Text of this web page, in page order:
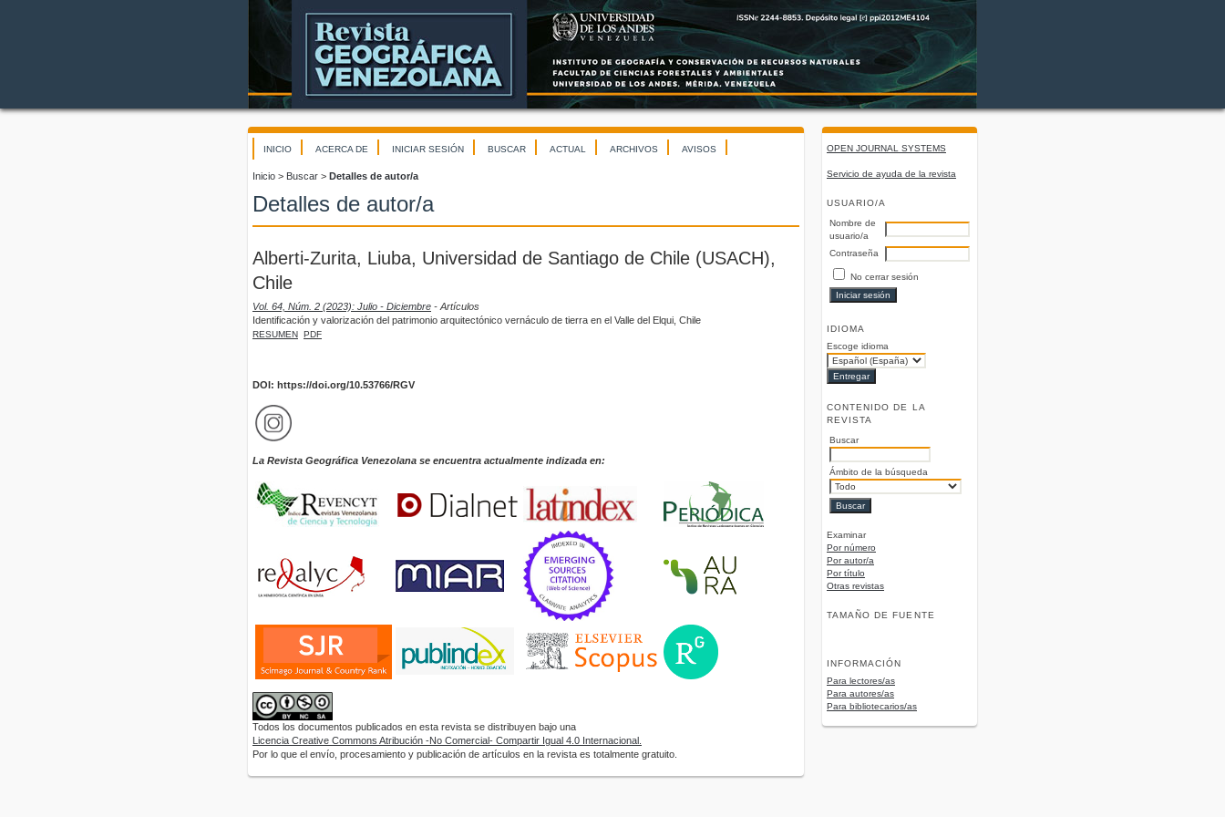
OPEN JOURNAL SYSTEMS
Servicio de ayuda de la revista
USUARIO/A
Nombre de
usuario/a
Contraseña
No cerrar sesión
IDIOMA
Escoge idioma
CONTENIDO DE LA
REVISTA
Buscar
Ámbito de la búsqueda
Examinar
Por número
Por autor/a
Por título
Otras revistas
TAMAÑO DE FUENTE
INFORMACIÓN
Para lectores/as
Para autores/as
Para bibliotecarios/as
INICIO ACERCA DE INICIAR SESIÓN BUSCAR ACTUAL ARCHIVOS AVISOS
Inicio > Buscar > Detalles de autor/a
Detalles de autor/a
Alberti-Zurita, Liuba, Universidad de Santiago de Chile (USACH),
Chile
Vol. 64, Núm. 2 (2023): Julio - Diciembre - Artículos
Identificación y valorización del patrimonio arquitectónico vernáculo de tierra en el Valle del Elqui, Chile
RESUMEN PDF
DOI: https://doi.org/10.53766/RGV
La Revista Geográfica Venezolana se encuentra actualmente indizada en:
Todos los documentos publicados en esta revista se distribuyen bajo una
Licencia Creative Commons Atribución -No Comercial- Compartir Igual 4.0 Internacional.
Por lo que el envío, procesamiento y publicación de artículos en la revista es totalmente gratuito.